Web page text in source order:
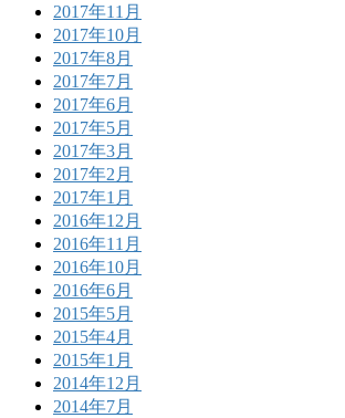
2017年11月
2017年10月
2017年8月
2017年7月
2017年6月
2017年5月
2017年3月
2017年2月
2017年1月
2016年12月
2016年11月
2016年10月
2016年6月
2015年5月
2015年4月
2015年1月
2014年12月
2014年7月